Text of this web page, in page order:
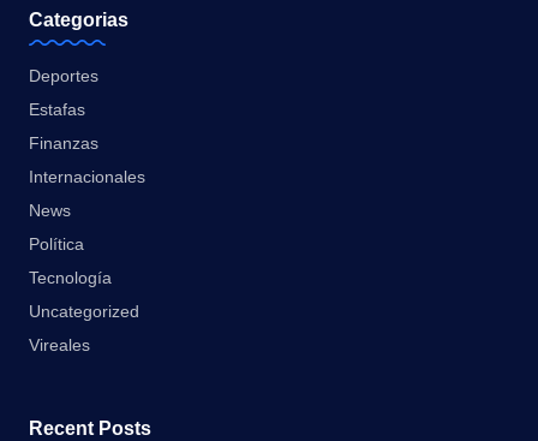
Categorias
Deportes
Estafas
Finanzas
Internacionales
News
Política
Tecnología
Uncategorized
Vireales
Recent Posts